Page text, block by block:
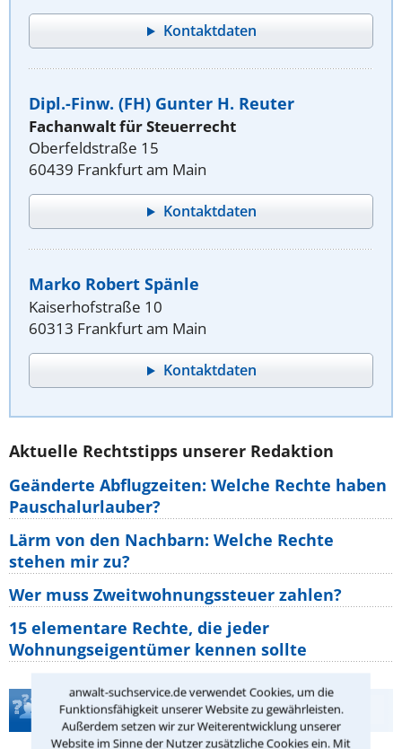
anwalt-suchservice.de verwendet Cookies, um die
Funktionsfähigkeit unserer Website zu gewährleisten.
Außerdem setzen wir zur Weiterentwicklung unserer
Website im Sinne der Nutzer zusätzliche Cookies ein. Mit
Kontaktdaten
Dipl.-Finw. (FH) Gunter H. Reuter
Fachanwalt für Steuerrecht
Oberfeldstraße 15
60439 Frankfurt am Main
Kontaktdaten
Marko Robert Spänle
Kaiserhofstraße 10
60313 Frankfurt am Main
Kontaktdaten
Aktuelle Rechtstipps unserer Redaktion
Geänderte Abflugzeiten: Welche Rechte haben
Pauschalurlauber?
Lärm von den Nachbarn: Welche Rechte
stehen mir zu?
Wer muss Zweitwohnungssteuer zahlen?
15 elementare Rechte, die jeder
Wohnungseigentümer kennen sollte
Teste Dein Rechtswissen